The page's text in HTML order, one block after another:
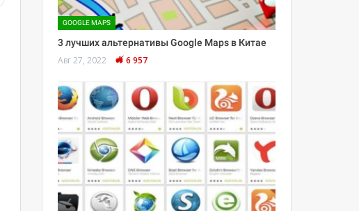
GOOGLE MAPS
3 лучших альтернативы Google Maps в Китае
Авг 27, 2022 6 957